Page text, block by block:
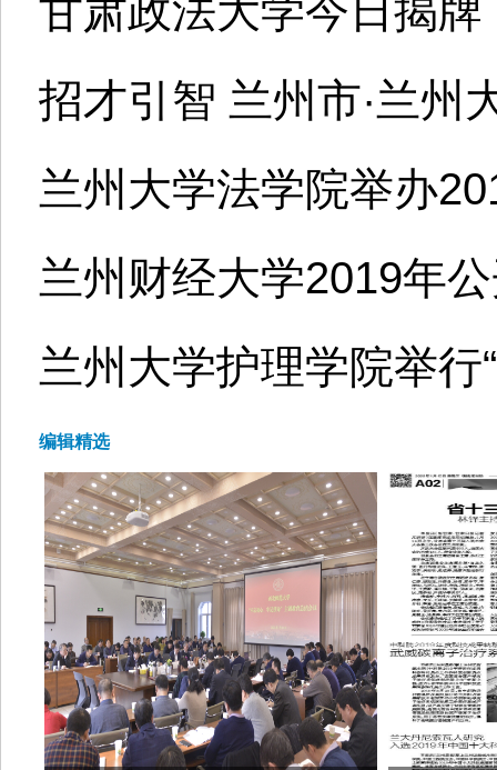
甘肃政法大学今日揭牌
招才引智 兰州市·兰州
兰州大学法学院举办
兰州财经大学2019年
兰州大学护理学院举行
编辑精选